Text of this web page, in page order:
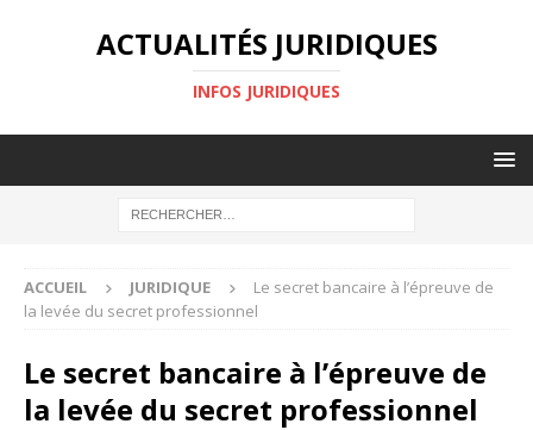
ACTUALITÉS JURIDIQUES
INFOS JURIDIQUES
ACCUEIL JURIDIQUE
Le secret bancaire à l’épreuve de
la levée du secret professionnel
Le secret bancaire à l’épreuve de
la levée du secret professionnel